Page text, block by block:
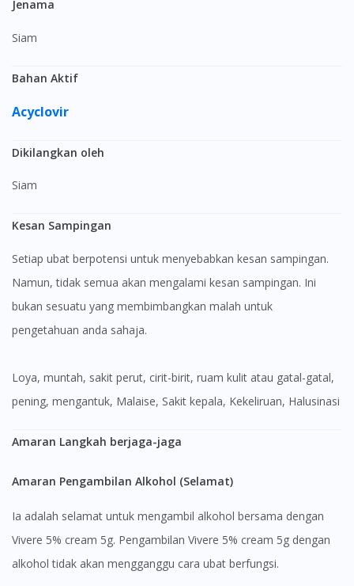
Jenama
Siam
Bahan Aktif
Acyclovir
Dikilangkan oleh
Siam
Kesan Sampingan
Setiap ubat berpotensi untuk menyebabkan kesan sampingan.
Namun, tidak semua akan mengalami kesan sampingan. Ini
bukan sesuatu yang membimbangkan malah untuk
pengetahuan anda sahaja.
Loya, muntah, sakit perut, cirit-birit, ruam kulit atau gatal-gatal,
pening, mengantuk, Malaise, Sakit kepala, Kekeliruan, Halusinasi
Amaran Langkah berjaga-jaga
Amaran Pengambilan Alkohol (Selamat)
Ia adalah selamat untuk mengambil alkohol bersama dengan
Vivere 5% cream 5g. Pengambilan Vivere 5% cream 5g dengan
alkohol tidak akan mengganggu cara ubat berfungsi.